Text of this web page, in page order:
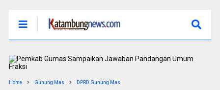
Home Gunung Mas DPRD Gunung Mas